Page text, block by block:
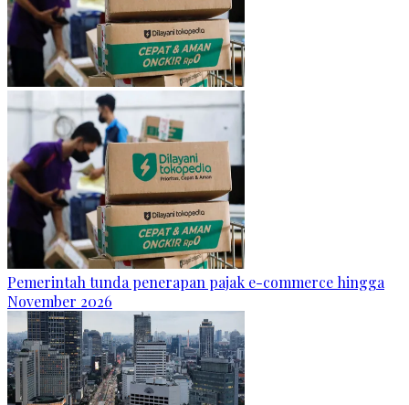
Pemerintah tunda penerapan pajak e-commerce hingga
November 2026